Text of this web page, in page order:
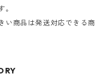
い商品は発送対応できる商